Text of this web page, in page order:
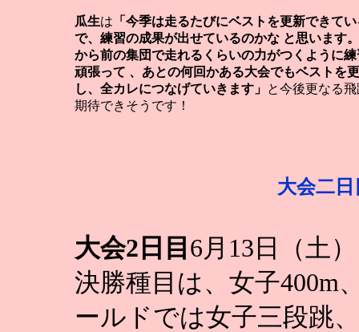
瓜生は 「今季は走るたびにベストを更新できて
で、練習の成果が出せているのかな と思います
から前の集団で走れるくらいの力がつくように
頑張って 、あとの何回かある大会でもベストを
し、全カレにつなげていきます」 と今後更なる
期待できそうです！
大会二
大会2日目 6月13日（土
決勝種目は、女子400m
ールドでは女子三段跳